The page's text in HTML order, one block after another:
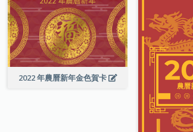
2022 年農曆新年金色賀卡